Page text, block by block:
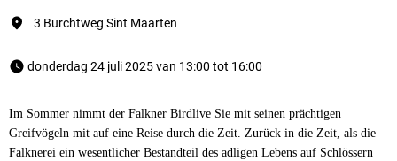
3 Burchtweg Sint Maarten
donderdag 24 juli 2025 van 13:00 tot 16:00
Im Sommer nimmt der Falkner Birdlive Sie mit seinen prächtigen
Greifvögeln mit auf eine Reise durch die Zeit. Zurück in die Zeit, als die
Falknerei ein wesentlicher Bestandteil des adligen Lebens auf Schlössern